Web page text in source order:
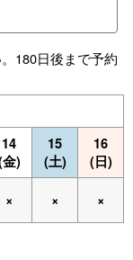
180日後まで予約
14
)
15
(土)
16
(日)
× × ×